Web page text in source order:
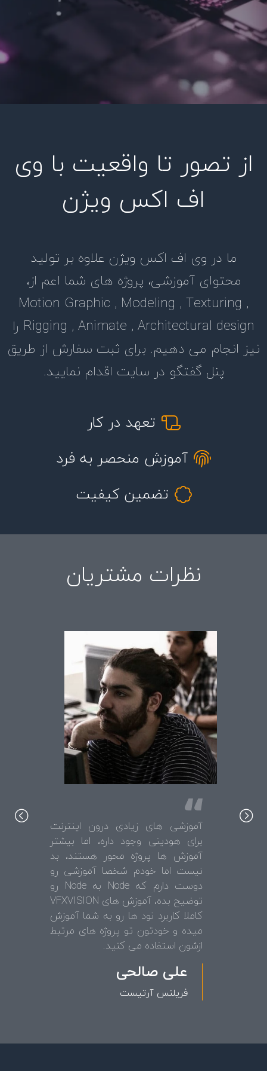
از تصور تا واقعیت با وی
اف اکس ویژن
ما در وی اف اکس ویژن علاوه بر تولید
محتوای آموزشی، پروژه های شما اعم از،
Motion Graphic , Modeling , Texturing ,
Rigging , Animate , Architectural design را
نیز انجام می دهیم. برای ثبت سفارش از طریق
پنل گفتگو در سایت اقدام نمایید.
تعهد در کار
آموزش منحصر به فرد
تضمین کیفیت
نظرات مشتریان
آموزشی های زیادی درون اینترنت
برای هودینی وجود داره، اما بیشتر
آموزش ها پروژه محور هستند، بد
نیست اما خودم شخصا آموزشی رو
دوست دارم که Node به Node رو
توضیح بده، آموزش های VFXVISION
کاملا کاربرد نود ها رو به شما آموزش
میده و خودتون تو پروژه های مرتبط
ازشون استفاده می کنید.
علی صالحی
فریلنس آرتیست